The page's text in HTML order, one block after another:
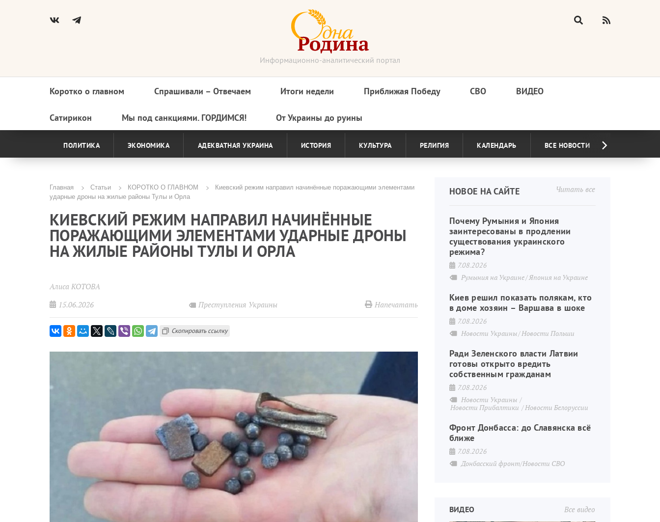
Информационно-аналитический портал
Основная
навигация
Коротко о главном Спрашивали – Отвечаем Итоги недели Приближая Победу СВО ВИДЕО
Сатирикон Мы под санкциями. ГОРДИМСЯ! От Украины до руины
ПОЛИТИКА ЭКОНОМИКА АДЕКВАТНАЯ УКРАИНА ИСТОРИЯ КУЛЬТУРА РЕЛИГИЯ КАЛЕНДАРЬ ВСЕ НОВОСТИ
Строка
навигации
Главная Статьи КОРОТКО О ГЛАВНОМ
Киевский режим направил начинённые поражающими элементами
ударные дроны на жилые районы Тулы и Орла
КИЕВСКИЙ РЕЖИМ НАПРАВИЛ НАЧИНЁННЫЕ
ПОРАЖАЮЩИМИ ЭЛЕМЕНТАМИ УДАРНЫЕ ДРОНЫ
НА ЖИЛЫЕ РАЙОНЫ ТУЛЫ И ОРЛА
Алиса КОТОВА
15.06.2026
Преступления Украины Напечатать
Скопировать ссылку
Читать все
НОВОЕ НА САЙТЕ
Почему Румыния и Япония
заинтересованы в продлении
существования украинского
режима?
7.08.2026
Румыния на Украине Япония на Украине
Киев решил показать полякам, кто
в доме хозяин – Варшава в шоке
7.08.2026
Новости Украины Новости Польши
Ради Зеленского власти Латвии
готовы открыто вредить
собственным гражданам
7.08.2026
Новости Украины
Новости Прибалтики
Новости Белоруссии
Фронт Донбасса: до Славянска всё
ближе
7.08.2026
Донбасский фронт/Новости СВО
Все видео
ВИДЕО